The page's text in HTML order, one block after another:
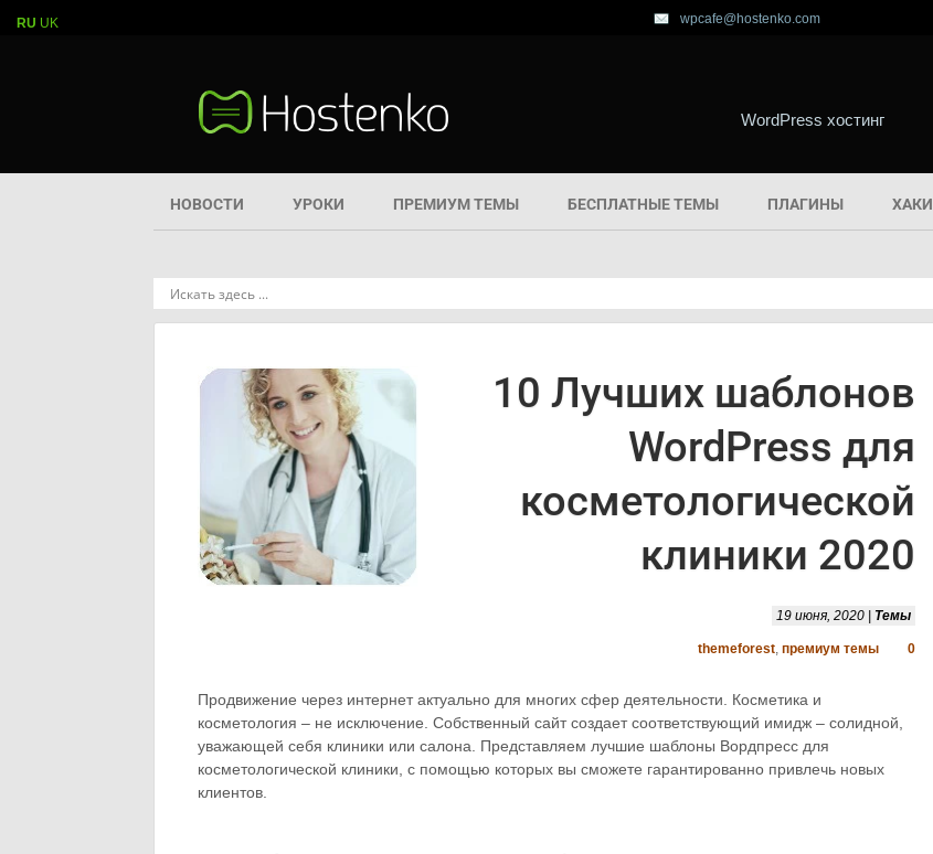
wpcafe@hostenko.com
WordPress хостинг
НОВОСТИ УРОКИ ПРЕМИУМ ТЕМЫ БЕСПЛАТНЫЕ ТЕМЫ ПЛАГИНЫ ХАКИ
10 Лучших шаблонов
WordPress для
косметологической
клиники 2020
19 июня, 2020 | Темы
themeforest, премиум темы 0
Продвижение через интернет актуально для многих сфер деятельности. Косметика и
косметология – не исключение. Собственный сайт создает соответствующий имидж – солидной,
уважающей себя клиники или салона. Представляем лучшие шаблоны Вордпресс для
косметологической клиники, с помощью которых вы сможете гарантированно привлечь новых
клиентов.
RU UK